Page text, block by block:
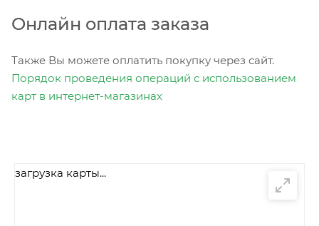
Онлайн оплата заказа
Также Вы можете оплатить покупку через сайт.
Порядок проведения операций с использованием
карт в интернет-магазинах
загрузка карты...